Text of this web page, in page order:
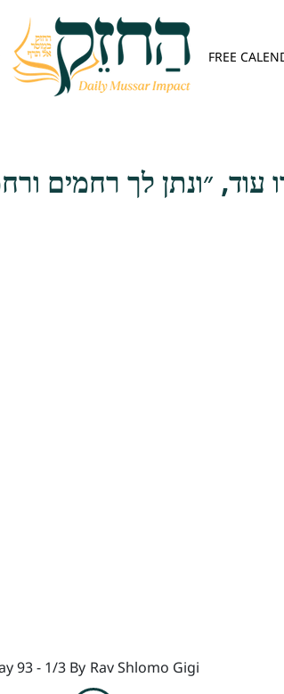
FREE
עוד, ״ונתן לך רחמים
93 - 1/3 By Rav Shlomo Gigi